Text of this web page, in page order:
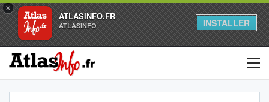
×
ATLASINFO.FR
ATLASINFO INSTALLER